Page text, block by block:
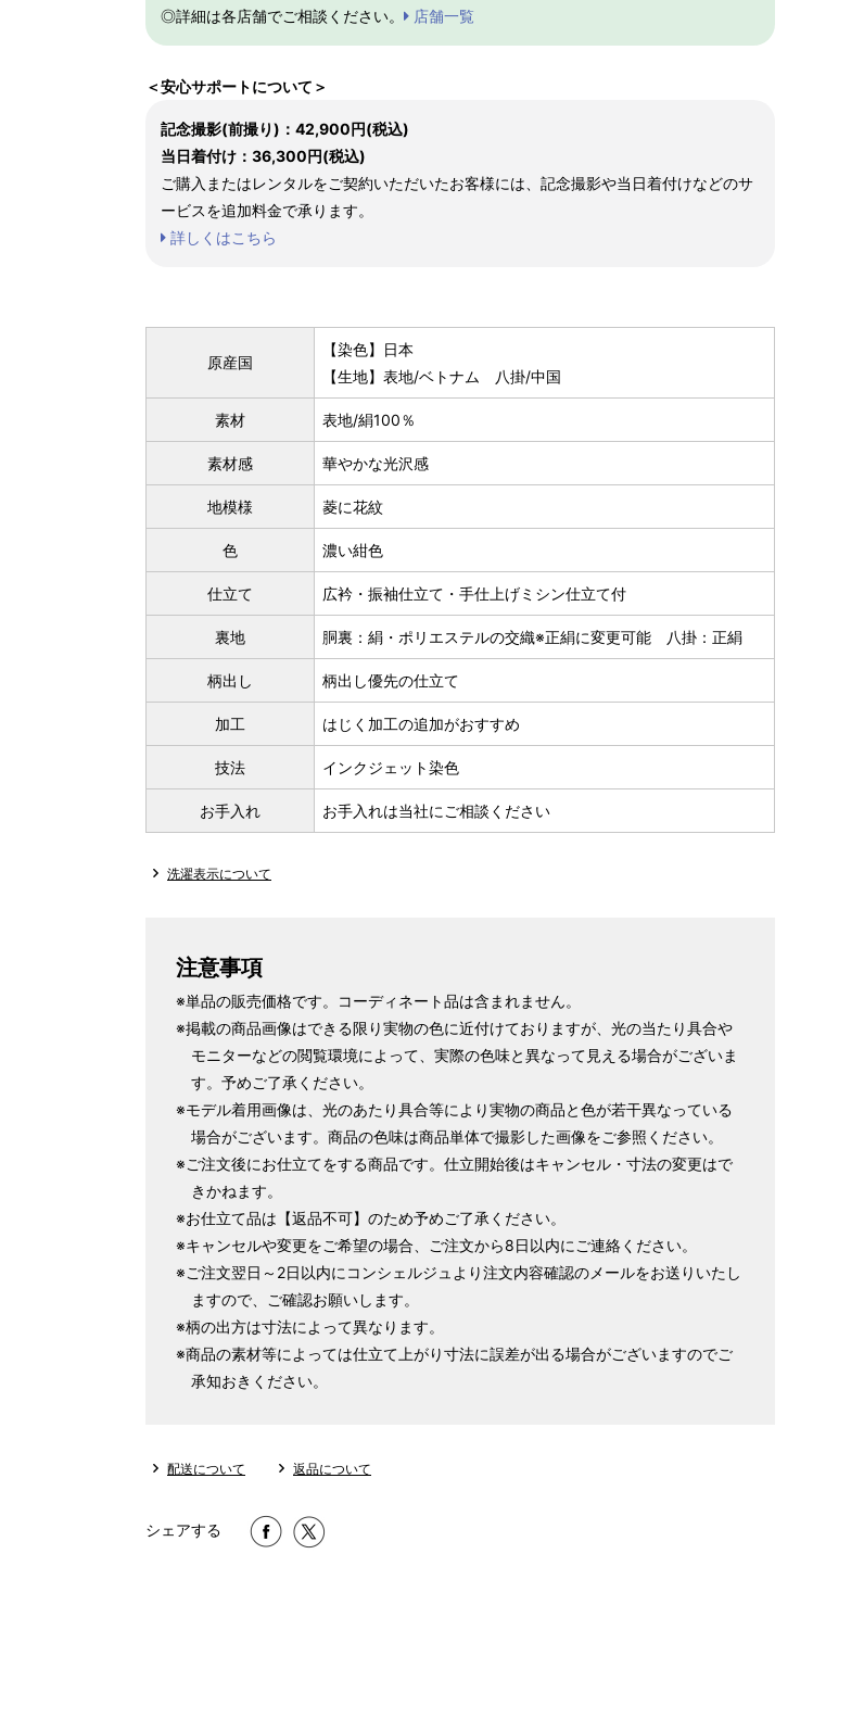
サイズ 身長目安
～155cm
4尺1寸
～160cm
～95cm
163cm 68cm 108cm
～165cm
4尺3寸5分 1尺8寸5分
～105cm
167cm 72cm 114cm
4尺4寸 1尺9寸
LL ～170cm ～98cm
4尺4寸5分
で鯨尺と言います。
2 鯨尺寸法となりますので上表の cm はおおよその長さとなります。
店舗一覧はこちら
◎詳細は各店舗でご相談ください。
店舗一覧
＜安心サポートについて＞
記念撮影(前撮り)：42,900円(税込)
当日着付け：36,300円(税込)
ご購入またはレンタルをご契約いただいたお客様には、記念撮影や当日着付けなどのサ
ービスを追加料金で承ります。
詳しくはこちら
原産国
【染色】日本
【生地】表地/ベトナム 八掛/中国
素材 表地/絹100％
素材感 華やかな光沢感
地模様 菱に花紋
色 濃い紺色
仕立て 広衿・振袖仕立て・手仕上げミシン仕立て付
裏地 胴裏：絹・ポリエステルの交織※正絹に変更可能 八掛：正絹
柄出し 柄出し優先の仕立て
加工 はじく加工の追加がおすすめ
技法 インクジェット染色
お手入れ お手入れは当社にご相談ください
洗濯表示について
注意事項
※単品の販売価格です。コーディネート品は含まれません。
※掲載の商品画像はできる限り実物の色に近付けておりますが、光の当たり具合や
モニターなどの閲覧環境によって、実際の色味と異なって見える場合がございま
す。予めご了承ください。
※モデル着用画像は、光のあたり具合等により実物の商品と色が若干異なっている
場合がございます。商品の色味は商品単体で撮影した画像をご参照ください。
※ご注文後にお仕立てをする商品です。仕立開始後はキャンセル・寸法の変更はで
きかねます。
※お仕立て品は【返品不可】のため予めご了承ください。
※キャンセルや変更をご希望の場合、ご注文から8日以内にご連絡ください。
※ご注文翌日～2日以内にコンシェルジュより注文内容確認のメールをお送りいたし
ますので、ご確認お願いします。
※柄の出方は寸法によって異なります。
※商品の素材等によっては仕立て上がり寸法に誤差が出る場合がございますのでご
承知おきください。
配送について 返品について
シェアする